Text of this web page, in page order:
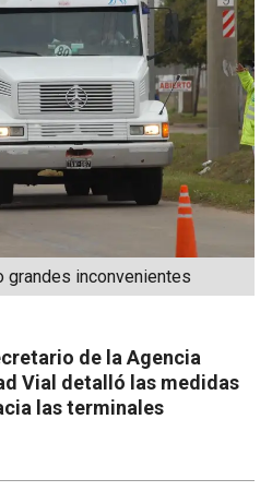
grandes inconvenientes
de la Agencia
Vial detalló las medidas
las terminales